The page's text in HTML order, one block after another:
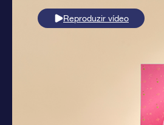
Reproduzir vídeo